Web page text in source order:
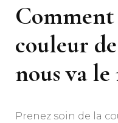
couleur
nous va le
Prenez soin de la